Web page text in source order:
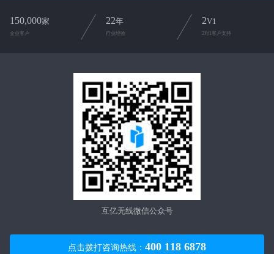
150,000家
企业客户
22年
行业经验
2V1
2对1客户支持
互亿无线微信公众号
点击拨打咨询热线： 400 118 6878